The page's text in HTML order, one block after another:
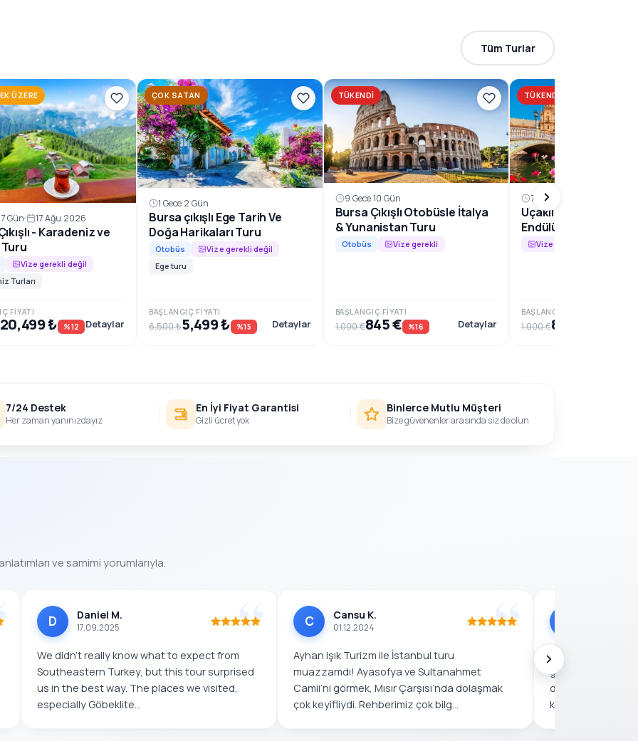
konforlu ve planlı tur
Tüm Turlar
ÜZERE
Gün 17 Ağu 2026
- Karadeniz ve
Vize gerekli değil
Turları
FIYATI
20,499 ₺ %12 Detaylar
ÇOK SATAN
1 Gece 2 Gün
Bursa çıkışlı Ege Tarih Ve
Doğa Harikaları Turu
Otobüs
Vize gerekli değil
Ege turu
BAŞLANGIÇ FIYATI
6,500 ₺5,499 ₺ %15 Detaylar
TÜKENDI
9 Gece 10 Gün
Bursa Çıkışlı Otobüsle İtalya
& Yunanistan Turu
Otobüs Vize gerekli
BAŞLANGIÇ FIYATI
1,000 €845 € %16 Detaylar
TÜKENDI
7 Gece 8 Gün
Uçaklı Büyük
Endülüs Harikaları
Vize gerekli
BAŞLANGIÇ FIYATI
1,000 €859 €
7/24 Destek
Her zaman yanınızdayız
En İyi Fiyat Garantisi
Gizli ücret yok
Binlerce Mutlu Müşteri
Bize güvenenler arasında siz de olun
ve samimi yorumlarıyla.
D Daniel M.
17.09.2025
We didn’t really know what to expect from
Southeastern Turkey, but this tour surprised
us in the best way. The places we visited,
especially Göbeklite...
C Cansu K.
01.12.2024
Ayhan Işık Turizm ile İstanbul turu
muazzamdı! Ayasofya ve Sultanahmet
Camii’ni görmek, Mısır Çarşısı’nda dolaşmak
çok keyifliydi. Rehberimiz çok bilg...
Bulgaristan’dan
gelerek Ayhan
deneyim
kadar